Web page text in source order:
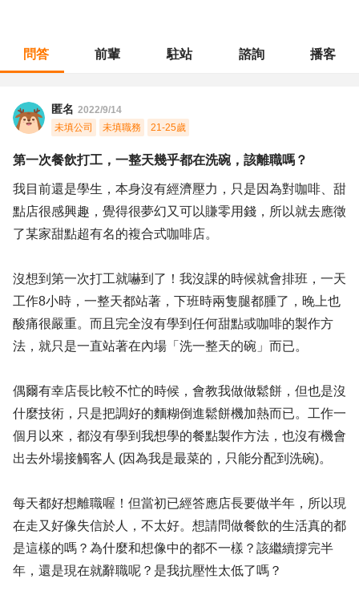
問答 前輩 駐站 諮詢 播客
匿名 2022/9/14
未填公司
未填職務 21-25歲
第一次餐飲打工，一整天幾乎都在洗碗，該離職嗎？
我目前還是學生，本身沒有經濟壓力，只是因為對咖啡、甜
點店很感興趣，覺得很夢幻又可以賺零用錢，所以就去應徵
了某家甜點超有名的複合式咖啡店。
沒想到第一次打工就嚇到了！我沒課的時候就會排班，一天
工作8小時，一整天都站著，下班時兩隻腿都腫了，晚上也
酸痛很嚴重。而且完全沒有學到任何甜點或咖啡的製作方
法，就只是一直站著在內場「洗一整天的碗」而已。
偶爾有幸店長比較不忙的時候，會教我做做鬆餅，但也是沒
什麼技術，只是把調好的麵糊倒進鬆餅機加熱而已。工作一
個月以來，都沒有學到我想學的餐點製作方法，也沒有機會
出去外場接觸客人 (因為我是最菜的，只能分配到洗碗)。
每天都好想離職喔！但當初已經答應店長要做半年，所以現
在走又好像失信於人，不太好。想請問做餐飲的生活真的都
是這樣的嗎？為什麼和想像中的都不一樣？該繼續撐完半
年，還是現在就辭職呢？是我抗壓性太低了嗎？